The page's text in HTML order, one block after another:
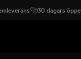
30 dagars